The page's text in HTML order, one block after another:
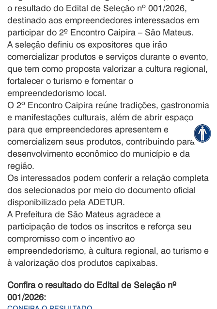
o resultado do Edital de Seleção nº 001/2026,
destinado aos empreendedores interessados em
participar do 2º Encontro Caipira – São Mateus.
A seleção definiu os expositores que irão
comercializar produtos e serviços durante o evento,
que tem como proposta valorizar a cultura regional,
fortalecer o turismo e fomentar o
empreendedorismo local.
O 2º Encontro Caipira reúne tradições, gastronomia
e manifestações culturais, além de abrir espaço
para que empreendedores apresentem e
comercializem seus produtos, contribuindo para o
desenvolvimento econômico do município e da
região.
Os interessados podem conferir a relação completa
dos selecionados por meio do documento oficial
disponibilizado pela ADETUR.
A Prefeitura de São Mateus agradece a
participação de todos os inscritos e reforça seu
compromisso com o incentivo ao
empreendedorismo, à cultura regional, ao turismo e
à valorização dos produtos capixabas.
Confira o resultado do Edital de Seleção nº
001/2026: